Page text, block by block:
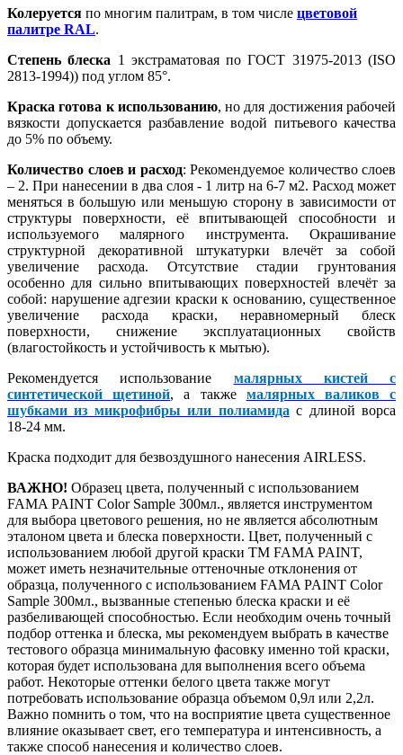
Колеруется по многим палитрам, в том числе цветовой
палитре RAL.
Степень блеска 1 экстраматовая по ГОСТ 31975-2013 (ISO
2813-1994)) под углом 85°.
Краска готова к использованию, но для достижения рабочей
вязкости допускается разбавление водой питьевого качества
до 5% по объему.
Количество слоев и расход: Рекомендуемое количество слоев
– 2. При нанесении в два слоя - 1 литр на 6-7 м2. Расход может
меняться в большую или меньшую сторону в зависимости от
структуры поверхности, её впитывающей способности и
используемого малярного инструмента. Окрашивание
структурной декоративной штукатурки влечёт за собой
увеличение расхода. Отсутствие стадии грунтования
особенно для сильно впитывающих поверхностей влечёт за
собой: нарушение адгезии краски к основанию, существенное
увеличение расхода краски, неравномерный блеск
поверхности, снижение эксплуатационных свойств
(влагостойкость и устойчивость к мытью).
Рекомендуется использование малярных кистей с
синтетической щетиной, а также малярных валиков с
шубками из микрофибры или полиамида с длиной ворса
18-24 мм.
Краска подходит для безвоздушного нанесения AIRLESS.
ВАЖНО! Образец цвета, полученный с использованием
FAMA PAINT Color Sample 300мл., является инструментом
для выбора цветового решения, но не является абсолютным
эталоном цвета и блеска поверхности. Цвет, полученный с
использованием любой другой краски ТМ FAMA PAINT,
может иметь незначительные оттеночные отклонения от
образца, полученного с использованием FAMA PAINT Color
Sample 300мл., вызванные степенью блеска краски и её
разбеливающей способностью. Если необходим очень точный
подбор оттенка и блеска, мы рекомендуем выбрать в качестве
тестового образца минимальную фасовку именно той краски,
которая будет использована для выполнения всего объема
работ. Некоторые оттенки белого цвета также могут
потребовать использование образца объемом 0,9л или 2,2л.
Важно помнить о том, что на восприятие цвета существенное
влияние оказывает свет, его температура и интенсивность, а
также способ нанесения и количество слоев.